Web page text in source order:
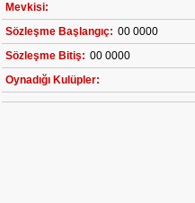
Mevkisi:
Sözleşme Başlangıç: 00 0000
Sözleşme Bitiş: 00 0000
Oynadığı Kulüpler: